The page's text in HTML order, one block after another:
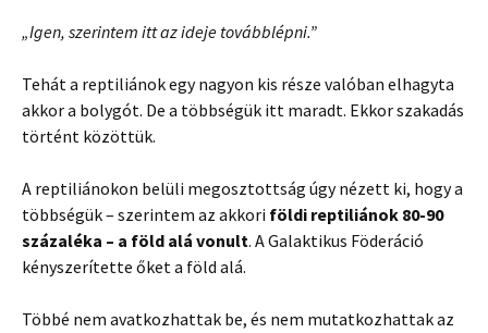
„Igen, szerintem itt az ideje továbblépni.”
Tehát a reptiliánok egy nagyon kis része valóban elhagyta
akkor a bolygót. De a többségük itt maradt. Ekkor szakadás
történt közöttük.
A reptiliánokon belüli megosztottság úgy nézett ki, hogy a
többségük – szerintem az akkori földi reptiliánok 80-90
százaléka – a föld alá vonult. A Galaktikus Föderáció
kényszerítette őket a föld alá.
Többé nem avatkozhattak be, és nem mutatkozhattak az